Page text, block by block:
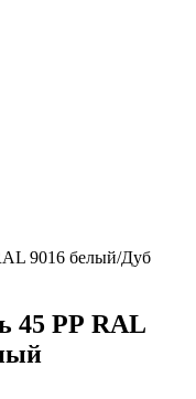
9016 белый/Дуб
45 РР RAL